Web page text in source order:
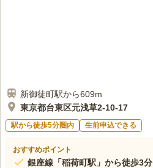
新御徒町駅から609m
東京都台東区元浅草2-10-17
駅から徒歩5分圏内 生前申込できる
おすすめポイント
銀座線「稲荷町駅」から徒歩3分